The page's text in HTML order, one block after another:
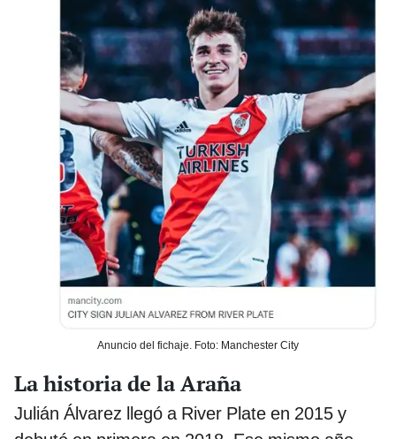
Anuncio del fichaje. Foto: Manchester City
La historia de la Araña
Julián Álvarez llegó a River Plate en 2015 y